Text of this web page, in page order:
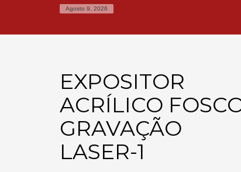
Agosto 9, 2026
EXPOSITOR
ACRÍLICO
GRAVAÇÃO
LASER-1